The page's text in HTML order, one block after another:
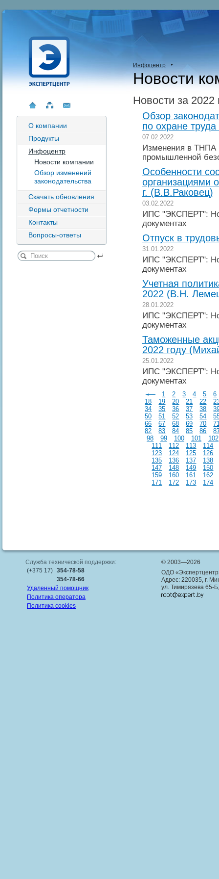
О компании
Продукты
Инфоцентр
Новости компании
Обзор изменений
законодательства
Скачать обновления
Формы отчетности
Контакты
Вопросы-ответы
Инфоцентр
Новости
Новости за 2022
Обзор
по охране
07.02.2022
Изменения в ТНПА
промышленной
Особенности
организациями
г. (В.В.Раковец)
03.02.2022
ИПС "ЭКСПЕРТ":
документах
Отпуск в
31.01.2022
ИПС "ЭКСПЕРТ":
документах
Учетная
2022 (В.Н.
28.01.2022
ИПС "ЭКСПЕРТ":
документах
Таможенные
2022 году
25.01.2022
ИПС "ЭКСПЕРТ":
документах
1 2 3 4 5
6
18
19 20 21 22
34
35 36 37 38
50
51 52 53 54
66
67 68 69 70
82
83 84 85 86
98
99 100 101
102
111
112 113
114
123
124 125
126
135
136 137
138
147
148 149
150
159
160 161
162
171
172 173 174
Служба технической поддержки:
(+375 17) 354-78-58
354-78-66
Удаленный помощник
Политика оператора
Политика cookies
© 2003—2026
ОДО
Адрес: 220035, г.
ул. Тимирязева 65-